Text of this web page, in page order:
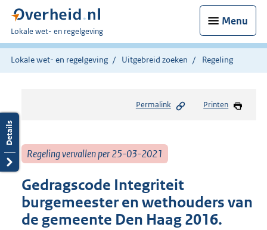
Menu
U
bent
hier:
Lokale wet- en regelgeving
Lokale wet- en regelgeving Uitgebreid zoeken Regeling
Permalink Printen
Regeling vervallen per 25-03-2021
Gedragscode Integriteit
burgemeester en wethouders van
de gemeente Den Haag 2016.